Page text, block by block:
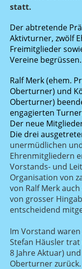
statt.
Der abtretende
Aktivturner, zwölf
Freimitglieder
Vereine begrüssen.
Ralf Merk (ehem.
Oberturner) und
Oberturner)
engagierten
Der neue
Die drei
unermüdlichen
Ehrenmitgliedern
Vorstands- und
Organisation von
von Ralf Merk
von grosser
entscheidend
Im Vorstand
Stefan Häusler
8 Jahre Aktuar)
Oberturner